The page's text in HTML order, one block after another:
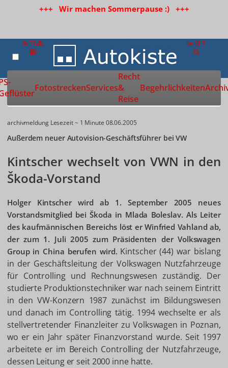
+++ Wir machen Sommerpause :) +++
Zur Startseite
FotostreckenServices
Recht
&
Reise
Begehrlichkeiten
archivmeldung Lesezeit ~ 1 Minute 08.06.2005
Außerdem neuer Autovision-Geschäftsführer bei VW
Kintscher wechselt von VWN in den
Škoda-Vorstand
Holger Kintscher wird ab 1. September 2005 neues
Vorstandsmitglied bei Škoda in Mlada Boleslav. Als Leiter
des kaufmännischen Bereichs löst er Winfried Vahland ab,
der zum 1. Juli 2005 zum Präsidenten der Volkswagen
Group in China berufen wird. Kintscher (44) war bislang
in der Geschäftsleitung der Volkswagen Nutzfahrzeuge
für Controlling und Rechnungswesen zuständig. Der
studierte Produktionstechniker war nach seinem Eintritt
in den VW-Konzern 1987 zunächst im Bildungswesen
und danach im Controlling tätig. 1994 wechselte er als
stellvertretender Finanzleiter zu Volkswagen in Poznan,
wo er ein Jahr später Finanzvorstand wurde. Seit 1997
arbeitete er im Bereich Controlling der Nutzfahrzeuge,
dessen Leitung er seit 2000 inne hatte.